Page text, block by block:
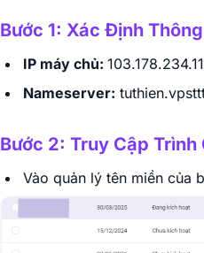
Bước 1: Xác Định
IP máy chủ:
Nameserver:
Bước 2: Truy Cập Trình
Vào quản lý tên miền của